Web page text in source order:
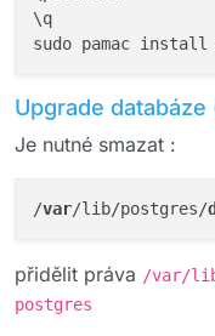
\q
Upgrade
Je nutné smazat :
/var/lib/postgres/
přidělit práva /var/
postgres